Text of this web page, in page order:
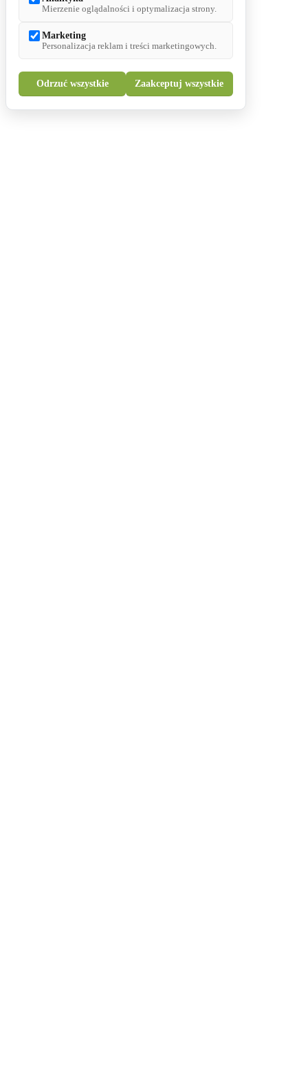
Mierzenie oglądalności i optymalizacja strony.
Marketing
Personalizacja reklam i treści marketingowych.
Odrzuć wszystkie Zaakceptuj wszystkie